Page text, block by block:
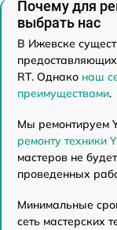
Почему для
выбрать нас
В Ижевске
предоставляющих
RT. Однако наш
преимуществами.
Мы ремонтируем
ремонту техники
мастеров не
проведенных
Минимальные
сеть мастерских